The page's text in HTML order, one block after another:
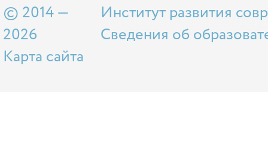
© 2014 —
2026
Карта сайта
Институт развития
Сведения об